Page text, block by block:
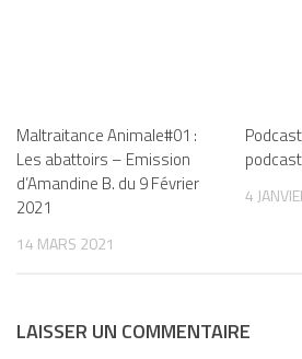
Maltraitance Animale#01 :
Les abattoirs – Emission
d’Amandine B. du 9 Février
2021
14 MARS 2021
podcast
4
LAISSER UN COMMENTAIRE